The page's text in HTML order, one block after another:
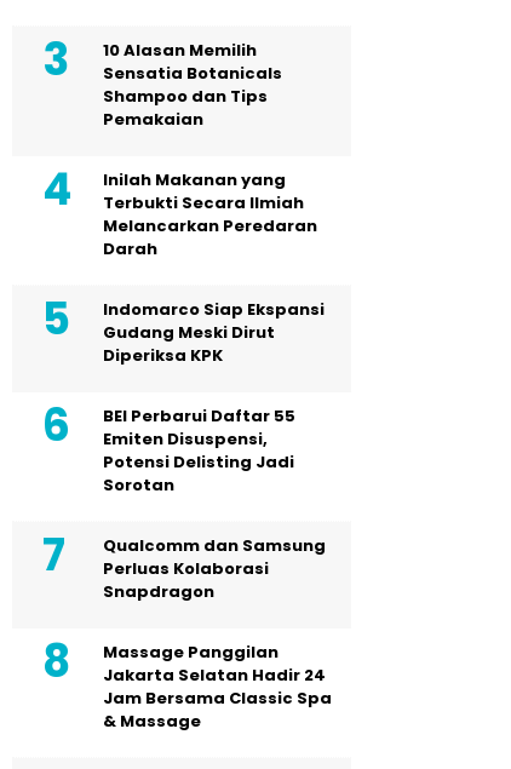
10 Alasan Memilih
Sensatia Botanicals
Shampoo dan Tips
Pemakaian
Inilah Makanan yang
Terbukti Secara Ilmiah
Melancarkan Peredaran
Darah
Indomarco Siap Ekspansi
Gudang Meski Dirut
Diperiksa KPK
BEI Perbarui Daftar 55
Emiten Disuspensi,
Potensi Delisting Jadi
Sorotan
Qualcomm dan Samsung
Perluas Kolaborasi
Snapdragon
Massage Panggilan
Jakarta Selatan Hadir 24
Jam Bersama Classic Spa
& Massage